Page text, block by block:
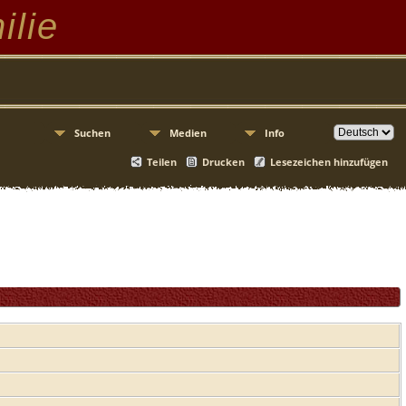
Suchen Medien Info
Teilen Drucken Lesezeichen hinzufügen